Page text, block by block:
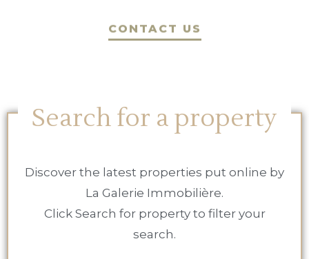
CONTACT US
Search for a property
Discover the latest properties put online by
La Galerie Immobilière.
Click Search for property to filter your
search.